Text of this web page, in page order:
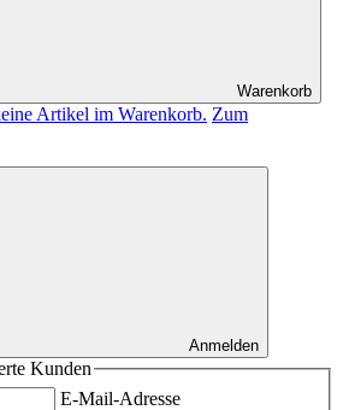
Warenkorb
Artikel im Warenkorb. Zum
Anmelden
Kunden
E-Mail-Adresse